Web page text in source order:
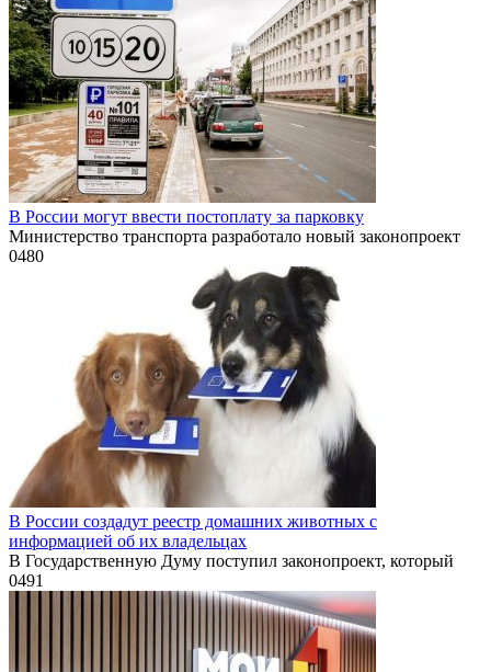
В России могут ввести постоплату за парковку
Министерство транспорта разработало новый законопроект
0480
В России создадут реестр домашних животных с
информацией об их владельцах
В Государственную Думу поступил законопроект, который
0491